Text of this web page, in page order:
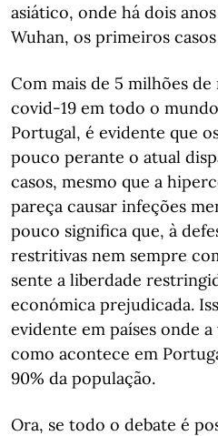
asiático, onde há dois
Wuhan, os primeiros
Com mais de 5 milhões
covid-19 em todo o
Portugal, é evidente que
pouco perante o atual
casos, mesmo que a
pareça causar infeções
pouco significa que, à
restritivas nem sempre
sente a liberdade
económica prejudicada.
evidente em países onde
como acontece em
90% da população.
Ora, se todo o debate é